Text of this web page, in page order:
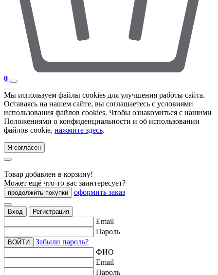
0
Мы используем файлы cookies для улучшения работы сайта.
Оставаясь на нашем сайте, вы соглашаетесь с условиями
использования файлов cookies. Чтобы ознакомиться с нашими
Положениями о конфиденциальности и об использовании
файлов cookie, нажмите здесь.
Я согласен
Товар добавлен в корзину!
Может ещё что-то вас заинтересует?
продолжить покупки оформить заказ
Вход Регистрация
Email
Пароль
ВОЙТИ
Забыли пароль?
ФИО
Email
Пароль